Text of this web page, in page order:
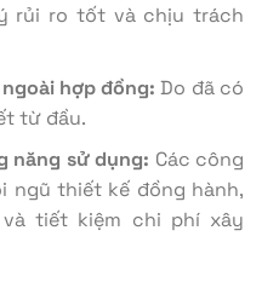
rủi ro tốt và chịu trách
hợp đồng: Do đã có
từ đầu.
năng sử dụng: Các công
thiết kế đồng hành,
tiết kiệm chi phí xây